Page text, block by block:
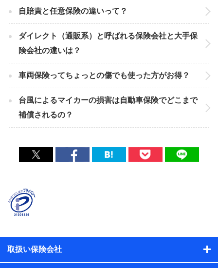
自賠責と任意保険の違いって？
ダイレクト（通販系）と呼ばれる保険会社と大手保
険会社の違いは？
車両保険ってちょっとの傷でも使った方がお得？
台風によるマイカーの損害は自動車保険でどこまで
補償されるの？
取扱い保険会社